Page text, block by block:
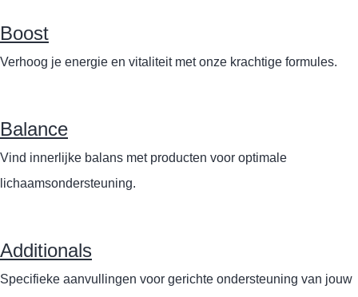
Boost
Verhoog je energie en vitaliteit met onze krachtige formules.
Balance
Vind innerlijke balans met producten voor optimale
lichaamsondersteuning.
Additionals
Specifieke aanvullingen voor gerichte ondersteuning van jouw